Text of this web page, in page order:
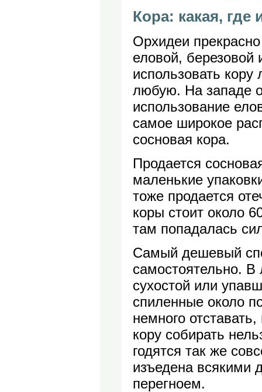
Кора: какая, где
Орхидеи
еловой,
использовать
любую. На западе
использование
самое широкое
сосновая кора.
Продается
маленькие
тоже продается
коры стоит около
там попадалась
Самый дешевый
самостоятельно. В
сухостой или
спиленные около
немного
кору собирать
годятся так же
изъедена всякими
перегноем.